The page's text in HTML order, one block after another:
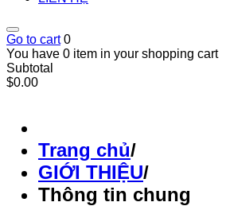
Go to cart 0
You have 0 item in your shopping cart
Subtotal
$0.00
Trang chủ/
GIỚI THIỆU/
Thông tin chung